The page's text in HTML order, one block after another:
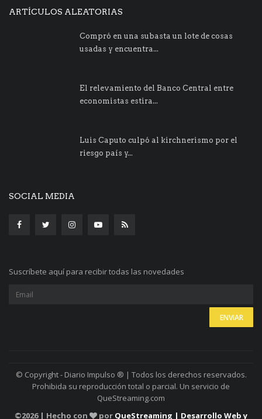
ARTÍCULOS ALEATORIAS
Compró en una subasta un lote de cosas
usadas y encuentra...
El relevamiento del Banco Central entre
economistas estira...
Luis Caputo culpó al kirchnerismo por el
riesgo país y...
SOCIAL MEDIA
Suscríbete aquí para recibir todas las novedades
© Copyright - Diario Impulso ® | Todos los derechos reservados.
Prohibida su reproducción total o parcial. Un servicio de
QueStreaming.com
©2026 | Hecho con por QueStreaming | Desarrollo Web y